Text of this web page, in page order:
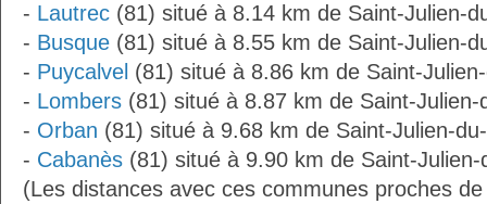
- Lautrec (81) situé à 8.14 km de Saint-Julien-
- Busque (81) situé à 8.55 km de Saint-Julien-
- Puycalvel (81) situé à 8.86 km de Saint-
- Lombers (81) situé à 8.87 km de Saint-Julien-
- Orban (81) situé à 9.68 km de Saint-Julien-
- Cabanès (81) situé à 9.90 km de Saint-Julien-
(Les distances avec ces communes proches